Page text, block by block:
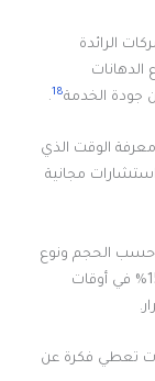
الرائدة
جودة الخدمة18
.
الوقت الذي
مجانية
حسب الحجم ونوع
الطلاء. بعض الشركات تقدم تخفيضات تصل إلى 15% في أوقات
تعطي فكرة عن